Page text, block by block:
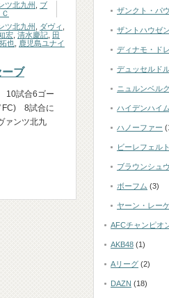
ツ北九州
ブ
ツ北九州 ダヴィ
宏 清水慶記 田
也 鹿児島ユナイ
ブ
10試合6ゴー
FC) 8試合に
ァンツ北九
ザンクト・パ
ザントハウゼン
ディナモ・ド
デュッセルド
ニュルンベルク
ハイデンハイム
ハノーファー
ビーレフェルト
ブラウンシュ
ボーフム (3)
ヤーン・レー
AFCチャンピオ
AKB48 (1)
Aリーグ (2)
DAZN (18)